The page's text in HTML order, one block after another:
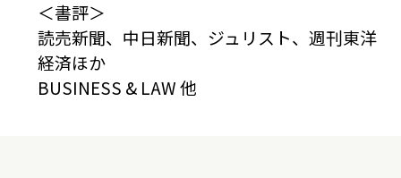
＜書評＞
読売新聞、中日新聞、ジュリスト、週刊東洋
経済ほか
BUSINESS & LAW 他